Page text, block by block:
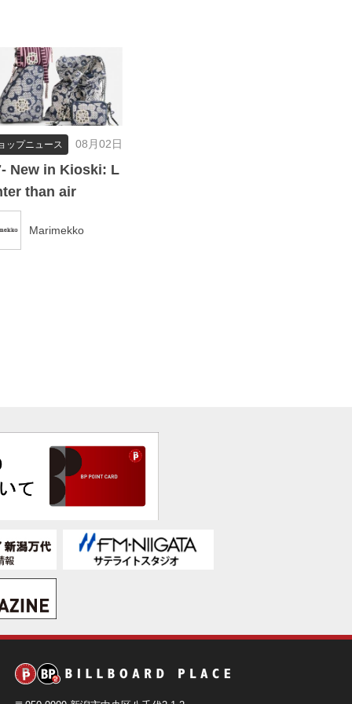
08月02日
ップニュース
New in Kioski: L
than air
Marimekko